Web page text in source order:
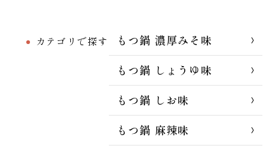
カテゴリで探す
もつ鍋 濃厚みそ味
もつ鍋 しょうゆ味
もつ鍋 しお味
もつ鍋 麻辣味